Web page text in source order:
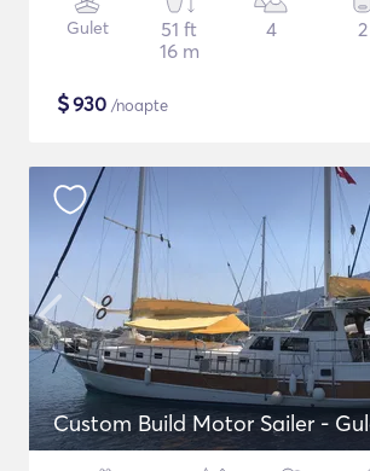
Gulet
51 ft
16 m
4 2
$930 /noapte
Custom Build Motor Sailer -